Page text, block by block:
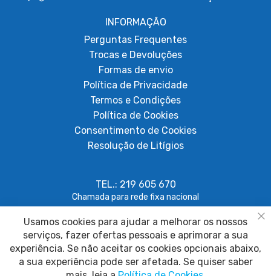
INFORMAÇÃO
Perguntas Frequentes
Trocas e Devoluções
Formas de envio
Política de Privacidade
Termos e Condições
Política de Cookies
Consentimento de Cookies
Resolução de Litígios
TEL.: 219 605 670
Chamada para rede fixa nacional
geral@papagaiosempenas.com
Usamos cookies para ajudar a melhorar os nossos
serviços, fazer ofertas pessoais e aprimorar a sua
experiência. Se não aceitar os cookies opcionais abaixo,
a sua experiência pode ser afetada. Se quiser saber